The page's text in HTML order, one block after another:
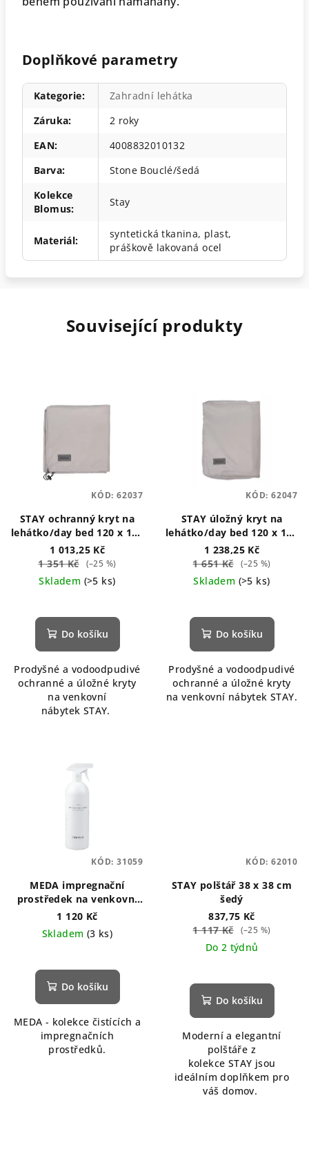
Doplňkové parametry
Kategorie:
Zahradní lehátka
Záruka:
2 roky
EAN:
4008832010132
Barva:
Stone Bouclé/šedá
Kolekce
Blomus:
Stay
Materiál:
syntetická tkanina, plast,
práškově lakovaná ocel
Související produkty
STAY ochranný kryt na
lehátko/day bed 120 x 190
cm
1 013,25 Kč
1 351 Kč
(–25 %)
Skladem (>5 ks)
Do košíku
Prodyšné a vodoodpudivé
ochranné a úložné kryty
na venkovní
nábytek STAY.
KÓD: 62037
STAY úložný kryt na
lehátko/day bed 120 x 190
cm
1 238,25 Kč
1 651 Kč
(–25 %)
Skladem (>5 ks)
hodnocení
produktu
z
5
hvězdiček.
Do košíku
Prodyšné a vodoodpudivé
ochranné a úložné kryty
na venkovní nábytek STAY.
KÓD: 62047
MEDA impregnační
prostředek na venkovní
textil
1 120 Kč
Skladem (3 ks)
Do košíku
MEDA - kolekce čistících a
impregnačních
prostředků.
KÓD: 31059
STAY polštář 38 x 38 cm
šedý
837,75 Kč
1 117 Kč
(–25 %)
Do 2 týdnů
Do košíku
Moderní a elegantní
polštáře z
kolekce STAY jsou
ideálním doplňkem pro
váš domov.
KÓD: 62010